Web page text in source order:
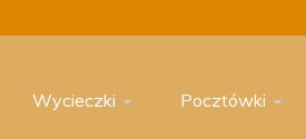
Wycieczki Pocztówki